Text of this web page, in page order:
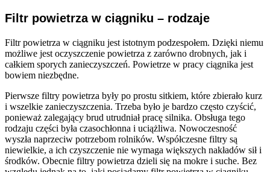
Filtr powietrza w ciągniku – rodzaje
Filtr powietrza w ciągniku jest istotnym podzespołem. Dzięki niemu
możliwe jest oczyszczenie powietrza z zarówno drobnych, jak i
całkiem sporych zanieczyszczeń. Powietrze w pracy ciągnika jest
bowiem niezbędne.
Pierwsze filtry powietrza były po prostu sitkiem, które zbierało kurz
i wszelkie zanieczyszczenia. Trzeba było je bardzo często czyścić,
ponieważ zalegający brud utrudniał pracę silnika. Obsługa tego
rodzaju części była czasochłonna i uciążliwa. Nowoczesność
wyszła naprzeciw potrzebom rolników. Współczesne filtry są
niewielkie, a ich czyszczenie nie wymaga większych nakładów sił i
środków. Obecnie filtry powietrza dzieli się na mokre i suche. Bez